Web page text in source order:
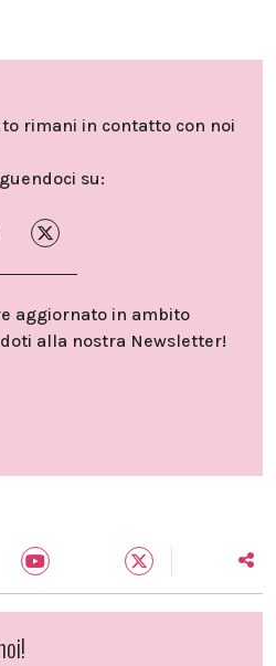
rimani in contatto con noi
su:
aggiornato in ambito
alla nostra Newsletter!